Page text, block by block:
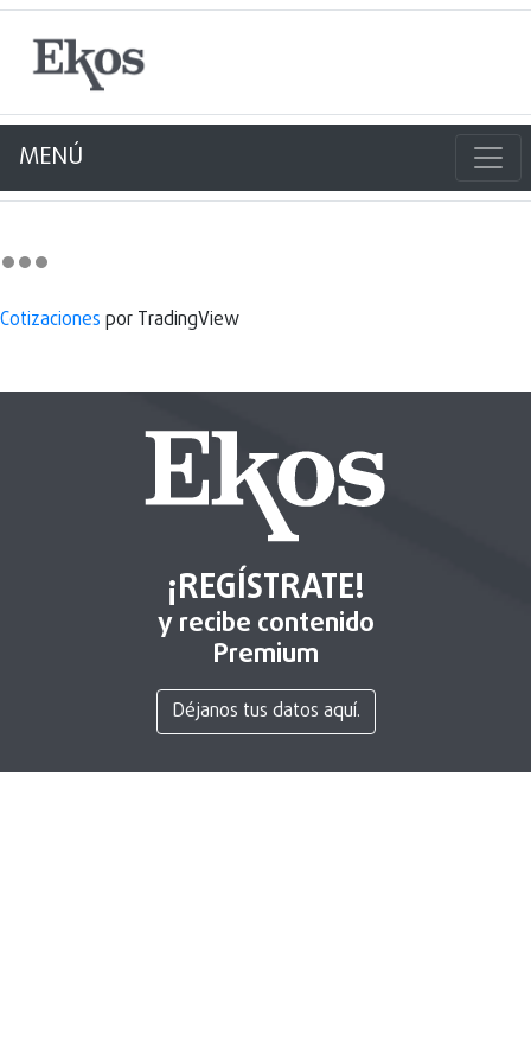
MENÚ
Cotizaciones por TradingView
¡REGÍSTRATE!
y recibe contenido
Premium
Déjanos tus datos aquí.